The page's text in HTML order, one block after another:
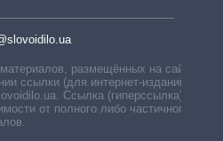
размещённых на сайте,
ссылки (для интернет-изданий —
Ссылка (гиперссылка)
от полного либо частичного